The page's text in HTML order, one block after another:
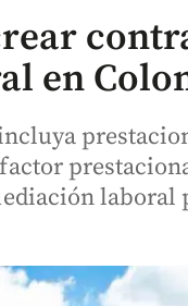
en
laboral